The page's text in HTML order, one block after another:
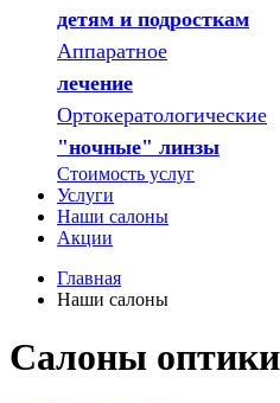
детям и подросткам
Аппаратное
лечение
Ортокератологические
"ночные" линзы
Стоимость услуг
Услуги
Наши салоны
Акции
Главная
Наши салоны
Салоны